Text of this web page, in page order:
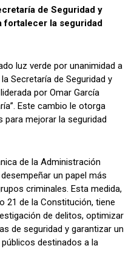
de Seguridad y
fortalecer la seguridad
luz verde por unanimidad a
Secretaría de Seguridad y
por Omar García
Este cambio le otorga
mejorar la seguridad
de la Administración
un papel más
criminales. Esta medida,
21 de la Constitución, tiene
de delitos, optimizar
de seguridad y garantizar un
destinados a la